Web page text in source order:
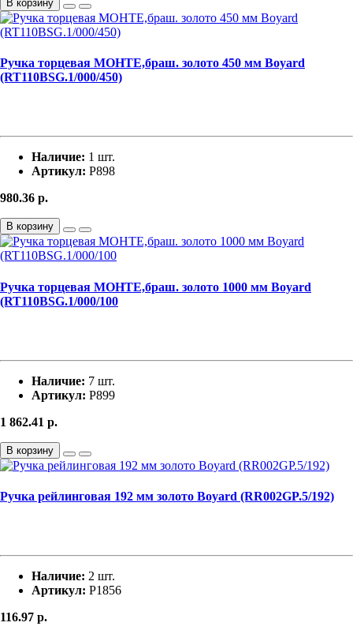
В корзину
Ручка торцевая МОНТЕ,браш. золото 450 мм Boyard
(RT110BSG.1/000/450)
Наличие: 1 шт.
Артикул: Р898
980.36 р.
В корзину
Ручка торцевая МОНТЕ,браш. золото 1000 мм Boyard
(RT110BSG.1/000/100
Наличие: 7 шт.
Артикул: Р899
1 862.41 р.
В корзину
Ручка рейлинговая 192 мм золото Boyard (RR002GP.5/192)
Наличие: 2 шт.
Артикул: Р1856
116.97 р.